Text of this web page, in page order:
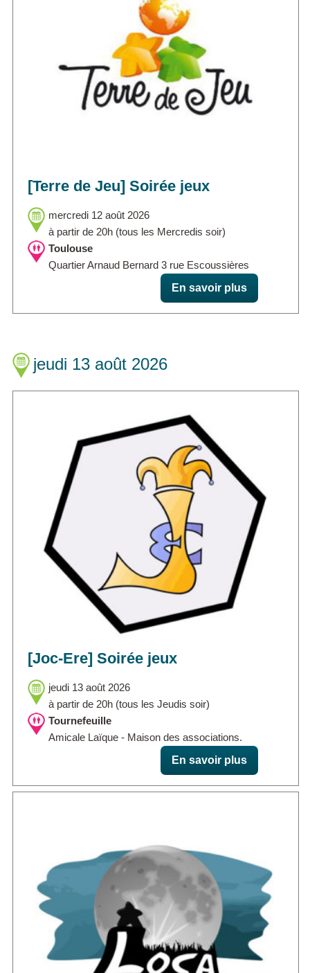
[Terre de Jeu] Soirée jeux
mercredi 12 août 2026
à partir de 20h (tous les Mercredis soir)
Toulouse
Quartier Arnaud Bernard 3 rue Escoussières
En savoir plus
jeudi 13 août 2026
[Joc-Ere] Soirée jeux
jeudi 13 août 2026
à partir de 20h (tous les Jeudis soir)
Tournefeuille
Amicale Laïque - Maison des associations.
En savoir plus